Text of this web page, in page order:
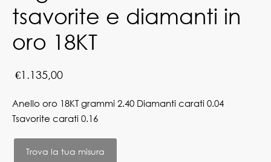
tsavorite e diamanti in
oro 18KT
€1.135,00
Anello oro 18KT grammi 2.40 Diamanti carati 0.04
Tsavorite carati 0.16
Trova la tua misura